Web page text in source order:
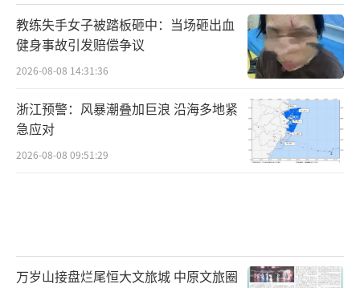
教练失手女子被踏板砸中：当场砸出血
健身事故引发赔偿争议
2026-08-08 14:31:36
浙江预警：风暴潮叠加巨浪 沿海多地紧
急应对
2026-08-08 09:51:29
万岁山接盘烂尾恒大文旅城 中原文旅圈